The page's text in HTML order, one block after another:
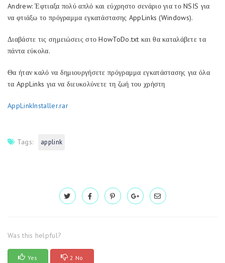
Andrew: Έφτιαξα πολύ απλό και εύχρηστο σενάριο για το NSIS για
να φτιάξω το πρόγραμμα εγκατάστασης AppLinks (Windows).
Διαβάστε τις σημειώσεις στο HowToDo.txt και θα καταλάβετε τα
πάντα εύκολα.
Θα ήταν καλό να δημιουργήσετε πρόγραμμα εγκατάστασης για όλα
τα AppLinks για να διευκολύνετε τη ζωή του χρήστη
AppLinkInstaller.rar
Tags: applink
Was this helpful?
Yes 2 No